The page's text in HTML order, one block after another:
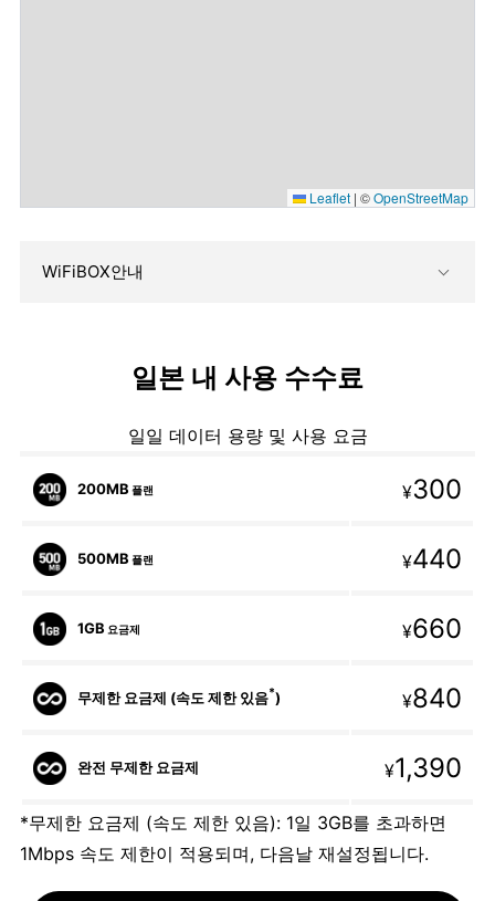
Leaflet | ©OpenStreetMap
WiFiBOX안내
일본 내 사용 수수료
일일 데이터 용량 및 사용 요금
200MB 플랜 ¥300
500MB 플랜 ¥440
1GB 요금제 ¥660
무제한 요금제 (속도 제한 있음*) ¥840
완전 무제한 요금제 ¥1,390
*무제한 요금제 (속도 제한 있음): 1일 3GB를 초과하면
1Mbps 속도 제한이 적용되며, 다음날 재설정됩니다.